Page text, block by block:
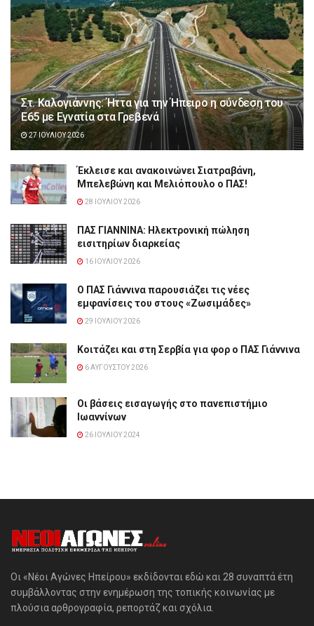
Στ. Καλογιάννης: Ήττα για την Ήπειρο η σύνδεση του
Ε65 με Εγνατία στα Γρεβενά
27 ΙΟΥΛΊΟΥ 2026
Έκλεισε και ανακοινώνει Σιατραβάνη,
Μπελεβώνη και Μελιόπουλο ο ΠΑΣ!
28 ΙΟΥΛΊΟΥ 2026
ΠΑΣ ΓΙΑΝΝΙΝΑ: Hλεκτρονική πώληση
εισιτηρίων διαρκείας
16 ΙΟΥΛΊΟΥ 2026
Ο ΠΑΣ Γιάννινα παρουσιάζει τις νέες
εμφανίσεις του στους «Ζωσιμάδες»
29 ΙΟΥΛΊΟΥ 2026
Κοιτάζει και στη Σερβία για φορ ο ΠΑΣ Γιάννινα
6 ΑΥΓΟΎΣΤΟΥ 2026
Οι βάσεις εισαγωγής στο πανεπιστήμιο
Ιωαννίνων
26 ΙΟΥΛΊΟΥ 2024
Οι «Νέοι Αγώνες Ηπείρου» εκδίδονται εδώ και 28 συναπτά έτη
συμβάλλοντας στην ενημέρωση της τοπικής κοινωνίας με
πλούσια αρθρογραφία, ρεπορτάζ και σχόλια.